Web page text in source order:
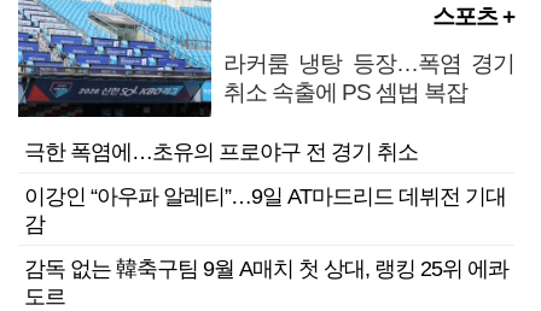
스포츠 +
라커룸 냉탕 등장…폭염 경기
취소 속출에 PS 셈법 복잡
극한 폭염에…초유의 프로야구 전 경기 취소
이강인 “아우파 알레티”…9일 AT마드리드 데뷔전 기대
감
감독 없는 韓축구팀 9월 A매치 첫 상대, 랭킹 25위 에콰
도르